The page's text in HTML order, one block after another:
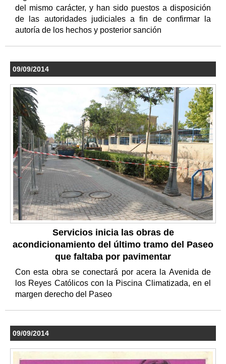
del mismo carácter, y han sido puestos a disposición
de las autoridades judiciales a fin de confirmar la
autoría de los hechos y posterior sanción
09/09/2014
Servicios inicia las obras de
acondicionamiento del último tramo del Paseo
que faltaba por pavimentar
Con esta obra se conectará por acera la Avenida de
los Reyes Católicos con la Piscina Climatizada, en el
margen derecho del Paseo
09/09/2014